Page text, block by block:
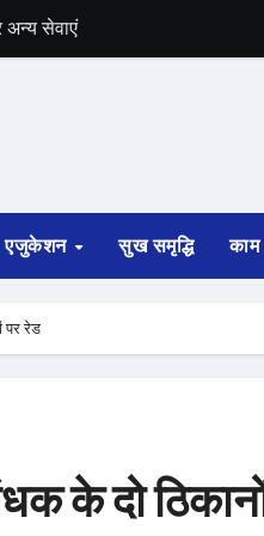
सेवाएं
चुनाव की घोषणा
पटरी से उतरी
साफ
एजुकेशन सुख समृद्धि
पर रेड
के दो